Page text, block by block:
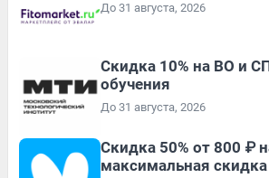
До 31 августа, 2026
Скидка 10% на ВО и
обучения
До 31 августа, 2026
Скидка 50% от 800 ₽
максимальная